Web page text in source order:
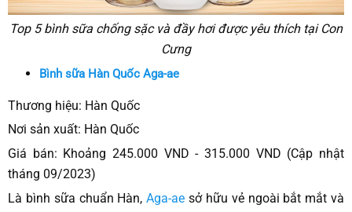
Top 5 bình sữa chống sặc và đầy hơi được yêu thích tại Con
Cưng
Bình sữa Hàn Quốc Aga-ae
Thương hiệu: Hàn Quốc
Nơi sản xuất: Hàn Quốc
Giá bán: Khoảng 245.000 VND - 315.000 VND (Cập nhật
tháng 09/2023)
Là bình sữa chuẩn Hàn,Aga-ae sở hữu vẻ ngoài bắt mắt và